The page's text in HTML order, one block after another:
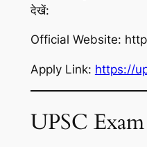
देखें:
Official Website:
Apply Link: https://
UPSC